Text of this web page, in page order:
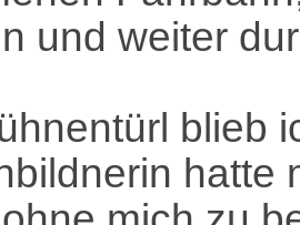
und weiter
blieb
hatte